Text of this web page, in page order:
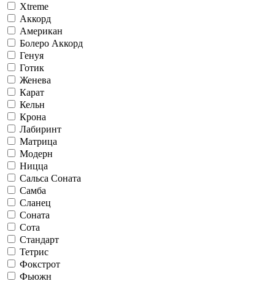
Xtreme
Аккорд
Американ
Болеро Аккорд
Генуя
Готик
Женева
Карат
Кельн
Крона
Лабиринт
Матрица
Модерн
Ницца
Сальса Соната
Самба
Сланец
Соната
Сота
Стандарт
Тетрис
Фокстрот
Фьюжн